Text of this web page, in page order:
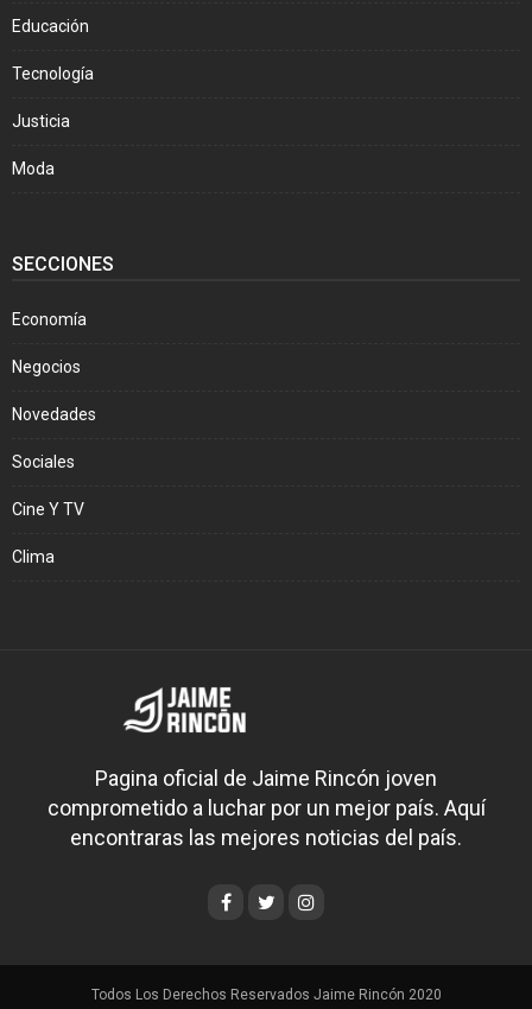
Educación
Tecnología
Justicia
Moda
SECCIONES
Economía
Negocios
Novedades
Sociales
Cine Y TV
Clima
Pagina oficial de Jaime Rincón joven
comprometido a luchar por un mejor país. Aquí
encontraras las mejores noticias del país.
Todos Los Derechos Reservados Jaime Rincón 2020